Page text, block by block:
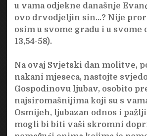
u vama odjekne današnje
ovo drvodjeljin sin…? Nije
osim u svome gradu i u svome
13,54-58).
Na ovaj Svjetski dan molitve,
nakani mjeseca, nastojte
Gospodinovu ljubav, osobito
najsiromašnijima koji su s
Osmijeh, ljubazan odnos i
mogli bi biti vaši skromni